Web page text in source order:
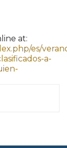
at:
es/
a-